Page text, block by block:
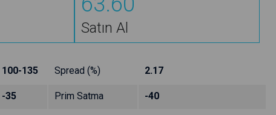
Satın Al
100-135 Spread (%) 2.17
-35 Prim Satma -40